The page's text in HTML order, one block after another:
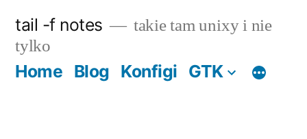
content
tail -f notes
takie tam unixy i nie
tylko
Home Blog Konfigi GTK